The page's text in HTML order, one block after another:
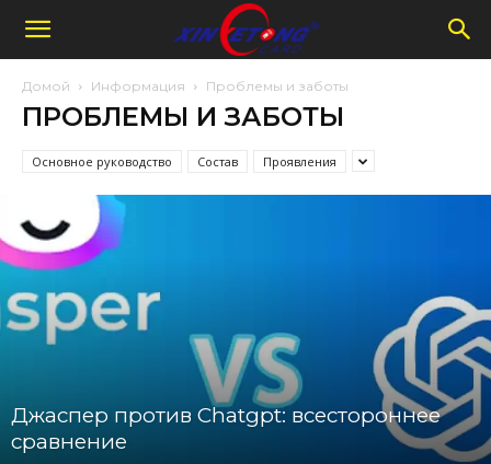
Домой Информация Проблемы и заботы
ПРОБЛЕМЫ И ЗАБОТЫ
Основное руководство Состав Проявления
Джаспер против Chatgpt: всестороннее
сравнение